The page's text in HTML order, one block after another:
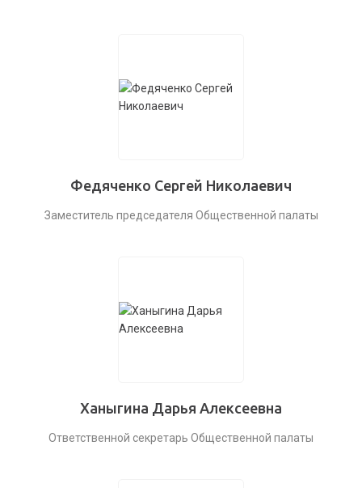
Федяченко Сергей Николаевич
Заместитель председателя Общественной палаты
Ханыгина Дарья Алексеевна
Ответственной секретарь Общественной палаты